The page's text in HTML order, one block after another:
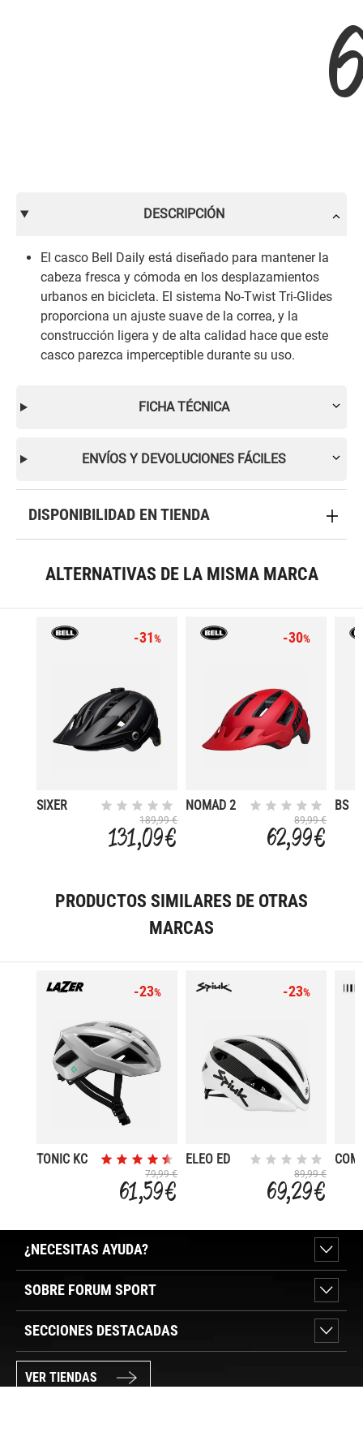
DESCRIPCIÓN
El casco Bell Daily está diseñado para mantener la
cabeza fresca y cómoda en los desplazamientos
urbanos en bicicleta. El sistema No-Twist Tri-Glides
proporciona un ajuste suave de la correa, y la
construcción ligera y de alta calidad hace que este
casco parezca imperceptible durante su uso.
FICHA TÉCNICA
ENVÍOS Y DEVOLUCIONES FÁCILES
DISPONIBILIDAD EN TIENDA
ALTERNATIVAS DE LA MISMA MARCA
-31%
SIXER
189,99 €
131,09 €
-30%
NOMAD 2
89,99 €
62,99 €
BS
PRODUCTOS SIMILARES DE OTRAS
MARCAS
-23%
TONIC KC
79,99 €
61,59 €
-23%
ELEO ED
89,99 €
69,29 €
¿NECESITAS AYUDA?
SOBRE FORUM SPORT
SECCIONES DESTACADAS
VER TIENDAS